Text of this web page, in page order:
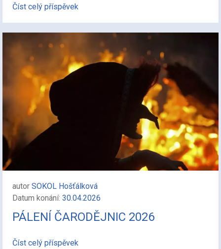
Číst celý příspěvek
autor SOKOL Hošťálková
Datum konání: 30.04.2026
PÁLENÍ ČARODĚJNIC 2026
Číst celý příspěvek